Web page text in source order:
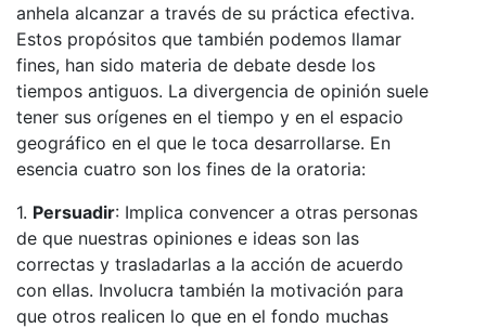
anhela alcanzar a través de su práctica efectiva.
Estos propósitos que también podemos llamar
fines, han sido materia de debate desde los
tiempos antiguos. La divergencia de opinión suele
tener sus orígenes en el tiempo y en el espacio
geográfico en el que le toca desarrollarse. En
esencia cuatro son los fines de la oratoria:
1. Persuadir: Implica convencer a otras personas
de que nuestras opiniones e ideas son las
correctas y trasladarlas a la acción de acuerdo
con ellas. Involucra también la motivación para
que otros realicen lo que en el fondo muchas